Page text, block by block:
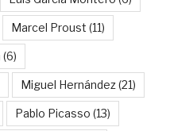
Marcel Proust (11)
(6)
Miguel Hernández(21)
Pablo Picasso (13)